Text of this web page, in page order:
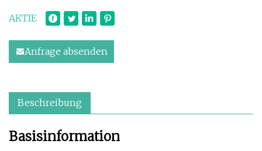
AKTIE
Anfrage absenden
Beschreibung
Basisinformation